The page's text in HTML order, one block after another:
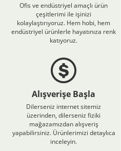
Ofis ve endüstriyel amaçlı ürün
çeşitlerimi ile işinizi
kolaylaştırıyoruz. Hem hobi, hem
endüstriyel ürünlerle hayatınıza renk
katıyoruz.
Alışverişe Başla
Dilerseniz internet sitemiz
üzerinden, dilerseniz fiziki
mağazamızdan alışveriş
yapabilirsiniz. Ürünlerimizi detaylıca
inceleyin.